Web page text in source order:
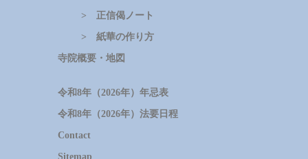
> 正信偈ノート
> 紙華の作り方
寺院概要・地図
令和8年（2026年）年忌表
令和8年（2026年）法要日程
Contact
Sitemap